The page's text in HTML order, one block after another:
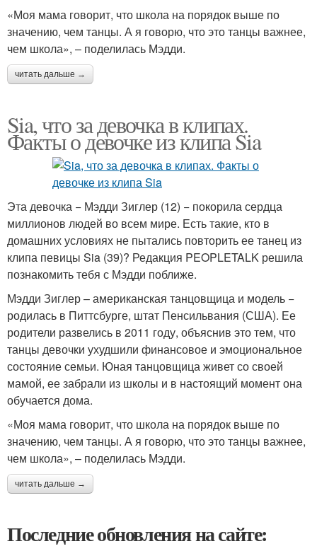
«Моя мама говорит, что школа на порядок выше по
значению, чем танцы. А я говорю, что это танцы важнее,
чем школа», – поделилась Мэдди.
читать дальше →
Sia, что за девочка в клипах.
Факты о девочке из клипа Sia
Эта девочка − Мэдди Зиглер (12) − покорила сердца
миллионов людей во всем мире. Есть такие, кто в
домашних условиях не пытались повторить ее танец из
клипа певицы Sia (39)? Редакция PEOPLETALK решила
познакомить тебя с Мэдди поближе.
Мэдди Зиглер – американская танцовщица и модель −
родилась в Питтсбурге, штат Пенсильвания (США). Ее
родители развелись в 2011 году, объяснив это тем, что
танцы девочки ухудшили финансовое и эмоциональное
состояние семьи. Юная танцовщица живет со своей
мамой, ее забрали из школы и в настоящий момент она
обучается дома.
«Моя мама говорит, что школа на порядок выше по
значению, чем танцы. А я говорю, что это танцы важнее,
чем школа», – поделилась Мэдди.
читать дальше →
Последние обновления на сайте: